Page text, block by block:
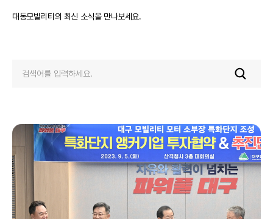
대동모빌리티의 최신 소식을 만나보세요.